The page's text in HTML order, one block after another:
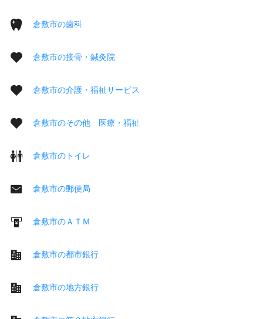
倉敷市の歯科
倉敷市の接骨・鍼灸院
倉敷市の介護・福祉サービス
倉敷市のその他 医療・福祉
倉敷市のトイレ
倉敷市の郵便局
倉敷市のＡＴＭ
倉敷市の都市銀行
倉敷市の地方銀行